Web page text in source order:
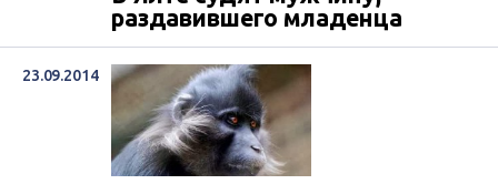
раздавившего младенца
23.09.2014